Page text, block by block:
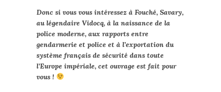
Donc si vous vous intéressez à Fouché, Savary,
au légendaire Vidocq, à la naissance de la
police moderne, aux rapports entre
gendarmerie et police et à l’exportation du
système français de sécurité dans toute
l’Europe impériale, cet ouvrage est fait pour
vous !